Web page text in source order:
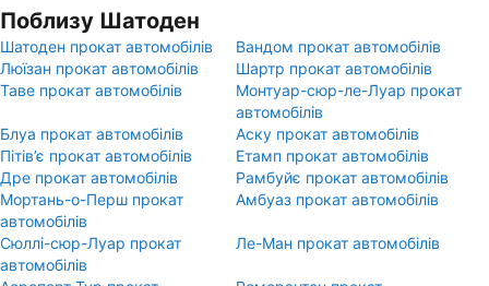
Поблизу Шатоден
Шатоден прокат автомобілів
Вандом прокат автомобілів
Люїзан прокат автомобілів
Шартр прокат автомобілів
Таве прокат автомобілів
Монтуар-сюр-ле-Луар прокат
автомобілів
Блуа прокат автомобілів
Аску прокат автомобілів
Пітів’є прокат автомобілів
Етамп прокат автомобілів
Дре прокат автомобілів
Рамбуйє прокат автомобілів
Мортань-о-Перш прокат
автомобілів
Амбуаз прокат автомобілів
Сюллі-сюр-Луар прокат
автомобілів
Ле-Ман прокат автомобілів